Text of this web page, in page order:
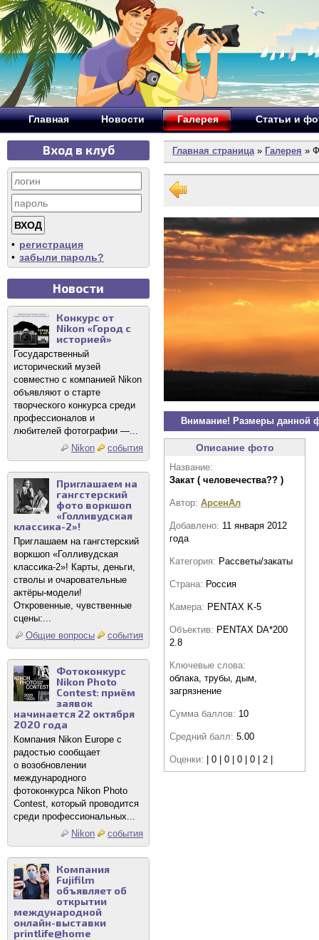
Главная Новости Галерея Статьи и
Вход в клуб
• регистрация
• забыли пароль?
Новости
Конкурс от
Nikon «Город с
историей»
Государственный
исторический музей
совместно с компанией Nikon
объявляют о старте
творческого конкурса среди
профессионалов и
любителей фотографии —...
Nikon
события
Приглашаем на
гангстерский
фото воркшоп
«Голливудская
классика-2»!
Приглашаем на гангстерский
воркшоп «Голливудская
классика-2»! Карты, деньги,
стволы и очаровательные
актёры-модели!
Откровенные, чувственные
сцены:...
Общие вопросы
события
Фотоконкурс
Nikon Photo
Contest: приём
заявок
начинается 22 октября
2020 года
Компания Nikon Europe с
радостью сообщает
о возобновлении
международного
фотоконкурса Nikon Photo
Contest, который проводится
среди профессиональных...
Nikon
события
Компания
Fujifilm
объявляет об
открытии
международной
онлайн-выставки
printlife@home
Главная страница» Галерея »
Внимание! Размеры данной
Описание фото
Название:
Закат ( человечества?? )
Автор: АрсенАл
Добавлено: 11 января 2012
года
Категория: Рассветы/закаты
Страна: Россия
Камера: PENTAX K-5
Объектив: PENTAX DA*200
2.8
Ключевые слова:
облака, трубы, дым,
загрязнение
Сумма баллов: 10
Средний балл: 5.00
Оценки: | 0 | 0 | 0 | 0 | 2 |